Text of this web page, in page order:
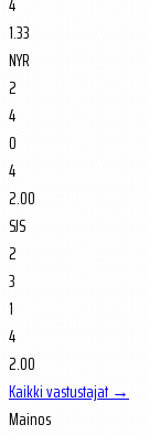
1.33
NYR
2
4
0
4
2.00
SJS
2
3
1
4
2.00
Kaikki vastustajat →
Mainos